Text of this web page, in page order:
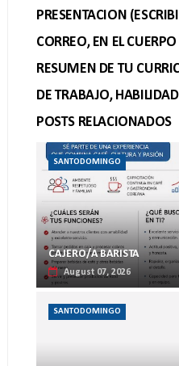
PRESENTACION
CORREO, EN EL
RESUMEN DE TU
DE TRABAJO,
POSTS RELACIONADOS
SANTODOMINGO
CAJERO/A BARISTA
August 07, 2026
SANTODOMINGO